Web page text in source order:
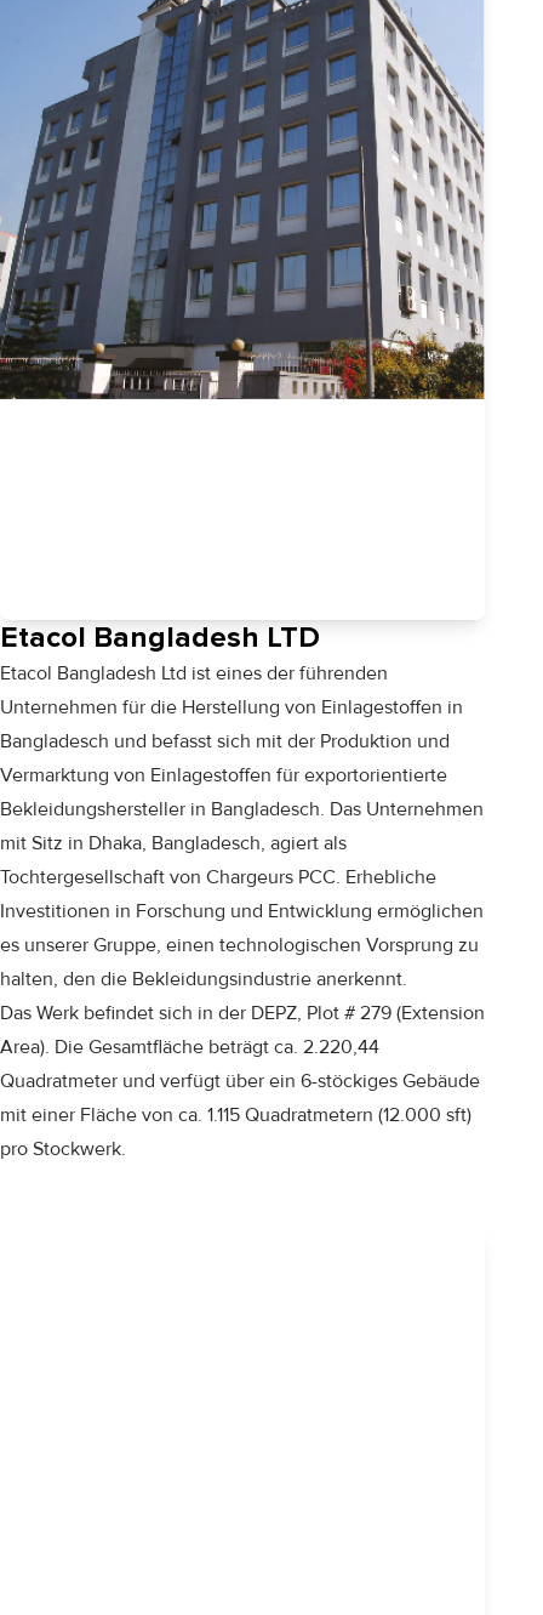
Etacol Bangladesh LTD
Etacol Bangladesh Ltd ist eines der führenden
Unternehmen für die Herstellung von Einlagestoffen in
Bangladesch und befasst sich mit der Produktion und
Vermarktung von Einlagestoffen für exportorientierte
Bekleidungshersteller in Bangladesch. Das Unternehmen
mit Sitz in Dhaka, Bangladesch, agiert als
Tochtergesellschaft von Chargeurs PCC. Erhebliche
Investitionen in Forschung und Entwicklung ermöglichen
es unserer Gruppe, einen technologischen Vorsprung zu
halten, den die Bekleidungsindustrie anerkennt.
Das Werk befindet sich in der DEPZ, Plot # 279 (Extension
Area). Die Gesamtfläche beträgt ca. 2.220,44
Quadratmeter und verfügt über ein 6-stöckiges Gebäude
mit einer Fläche von ca. 1.115 Quadratmetern (12.000 sft)
pro Stockwerk.